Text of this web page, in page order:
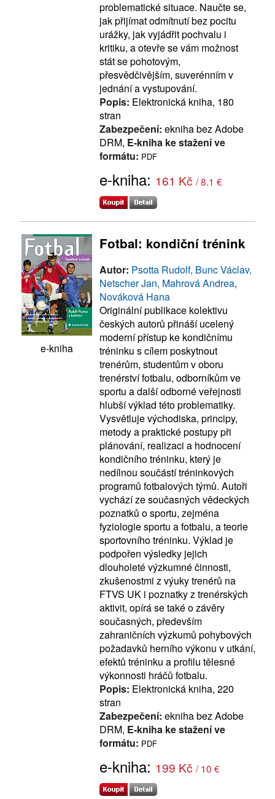
problematické situace. Naučte se,
jak přijímat odmítnutí bez pocitu
urážky, jak vyjádřit pochvalu i
kritiku, a otevře se vám možnost
stát se pohotovým,
přesvědčivějším, suverénním v
jednání a vystupování.
Popis: Elektronická kniha, 180
stran
Zabezpečení: ekniha bez Adobe
DRM, E-kniha ke stažení ve
formátu: PDF
e-kniha: 161 Kč / 8.1 €
e-kniha
Fotbal: kondiční trénink
Autor: Psotta Rudolf, Bunc Václav,
Netscher Jan, Mahrová Andrea,
Nováková Hana
Originální publikace kolektivu
českých autorů přináší ucelený
moderní přístup ke kondičnímu
tréninku s cílem poskytnout
trenérům, studentům v oboru
trenérství fotbalu, odborníkům ve
sportu a další odborné veřejnosti
hlubší výklad této problematiky.
Vysvětluje východiska, principy,
metody a praktické postupy při
plánování, realizaci a hodnocení
kondičního tréninku, který je
nedílnou součástí tréninkových
programů fotbalových týmů. Autoři
vychází ze současných vědeckých
poznatků o sportu, zejména
fyziologie sportu a fotbalu, a teorie
sportovního tréninku. Výklad je
podpořen výsledky jejich
dlouholeté výzkumné činnosti,
zkušenostmi z výuky trenérů na
FTVS UK i poznatky z trenérských
aktivit, opírá se také o závěry
současných, především
zahraničních výzkumů pohybových
požadavků herního výkonu v utkání,
efektů tréninku a profilu tělesné
výkonnosti hráčů fotbalu.
Popis: Elektronická kniha, 220
stran
Zabezpečení: ekniha bez Adobe
DRM, E-kniha ke stažení ve
formátu: PDF
e-kniha: 199 Kč / 10 €